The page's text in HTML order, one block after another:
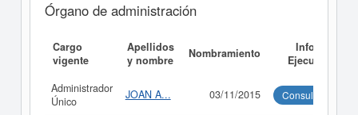
Órgano de administración
Cargo
vigente
Apellidos
y nombre
Nombramiento
Informe
Ejecutivo
Administrador
Único
JOAN A... 03/11/2015 Consultar